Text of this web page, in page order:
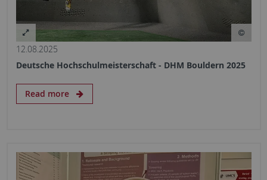
12.08.2025
Deutsche Hochschulmeisterschaft - DHM Bouldern 2025
Read more